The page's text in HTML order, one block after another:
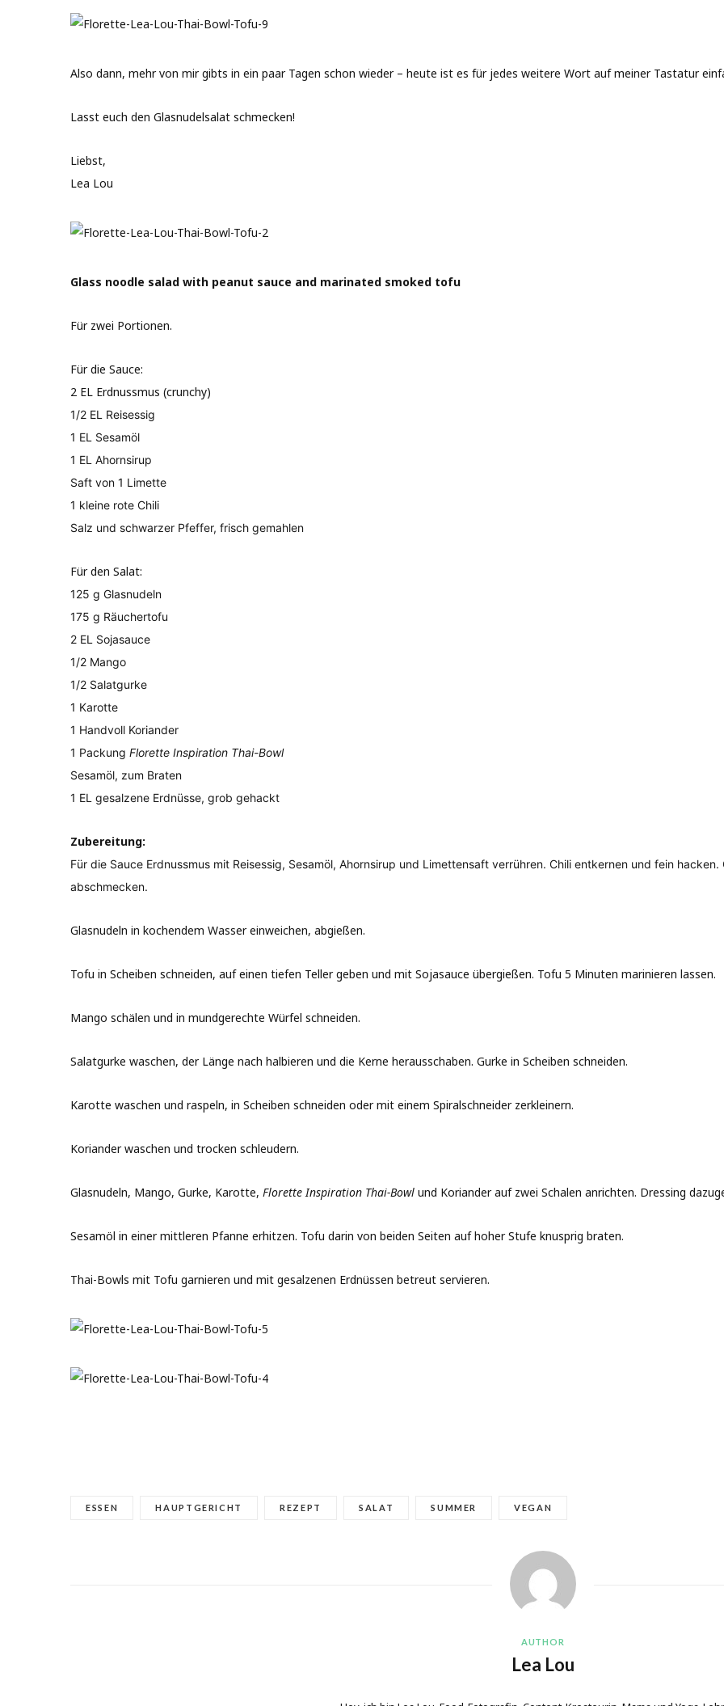
Also dann, mehr von mir gibts in ein paar Tagen schon wieder – heute ist es für jedes weitere Wort auf meiner Tastatur
Lasst euch den Glasnudelsalat schmecken!
Liebst,
Lea Lou
Glass noodle salad with peanut sauce and marinated smoked tofu
Für zwei Portionen.
Für die Sauce:
2 EL Erdnussmus (crunchy)
1/2 EL Reisessig
1 EL Sesamöl
1 EL Ahornsirup
Saft von 1 Limette
1 kleine rote Chili
Salz und schwarzer Pfeffer, frisch gemahlen
Für den Salat:
125 g Glasnudeln
175 g Räuchertofu
2 EL Sojasauce
1/2 Mango
1/2 Salatgurke
1 Karotte
1 Handvoll Koriander
1 Packung Florette Inspiration Thai-Bowl
Sesamöl, zum Braten
1 EL gesalzene Erdnüsse, grob gehackt
Zubereitung:
Für die Sauce Erdnussmus mit Reisessig, Sesamöl, Ahornsirup und Limettensaft verrühren. Chili entkernen und fein
abschmecken.
Glasnudeln in kochendem Wasser einweichen, abgießen.
Tofu in Scheiben schneiden, auf einen tiefen Teller geben und mit Sojasauce übergießen. Tofu 5 Minuten marinieren lassen.
Mango schälen und in mundgerechte Würfel schneiden.
Salatgurke waschen, der Länge nach halbieren und die Kerne herausschaben. Gurke in Scheiben schneiden.
Karotte waschen und raspeln, in Scheiben schneiden oder mit einem Spiralschneider zerkleinern.
Koriander waschen und trocken schleudern.
Glasnudeln, Mango, Gurke, Karotte, Florette Inspiration Thai-Bowl und Koriander auf zwei Schalen anrichten. Dressing
Sesamöl in einer mittleren Pfanne erhitzen. Tofu darin von beiden Seiten auf hoher Stufe knusprig braten.
Thai-Bowls mit Tofu garnieren und mit gesalzenen Erdnüssen betreut servieren.
ESSEN HAUPTGERICHT REZEPT SALAT SUMMER VEGAN
AUTHOR
Lea Lou